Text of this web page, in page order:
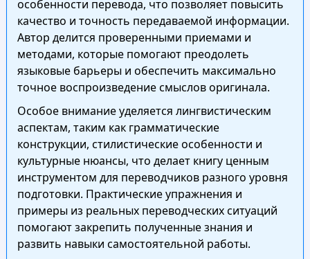
особенности перевода, что позволяет повысить
качество и точность передаваемой информации.
Автор делится проверенными приемами и
методами, которые помогают преодолеть
языковые барьеры и обеспечить максимально
точное воспроизведение смыслов оригинала.
Особое внимание уделяется лингвистическим
аспектам, таким как грамматические
конструкции, стилистические особенности и
культурные нюансы, что делает книгу ценным
инструментом для переводчиков разного уровня
подготовки. Практические упражнения и
примеры из реальных переводческих ситуаций
помогают закрепить полученные знания и
развить навыки самостоятельной работы.